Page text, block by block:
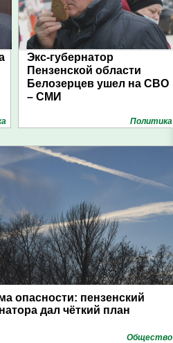
Экс-губернатор
Пензенской области
Белозерцев ушел на СВО
– СМИ
Политика
опасности: пензенский
дал чёткий план
Общество